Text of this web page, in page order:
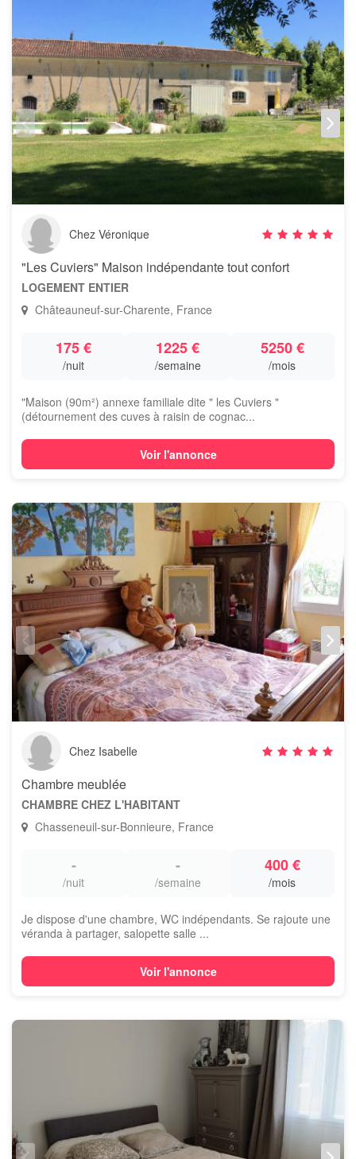
Chez Véronique
"Les Cuviers" Maison indépendante tout confort
LOGEMENT ENTIER
Châteauneuf-sur-Charente, France
175 €
/nuit
1225 €
/semaine
5250 €
/mois
"Maison (90m²) annexe familiale dite " les Cuviers "
(détournement des cuves à raisin de cognac...
Voir l'annonce
Chez Isabelle
Chambre meublée
CHAMBRE CHEZ L'HABITANT
Chasseneuil-sur-Bonnieure, France
-
/nuit
-
/semaine
400 €
/mois
Je dispose d'une chambre, WC indépendants. Se rajoute une
véranda à partager, salopette salle ...
Voir l'annonce